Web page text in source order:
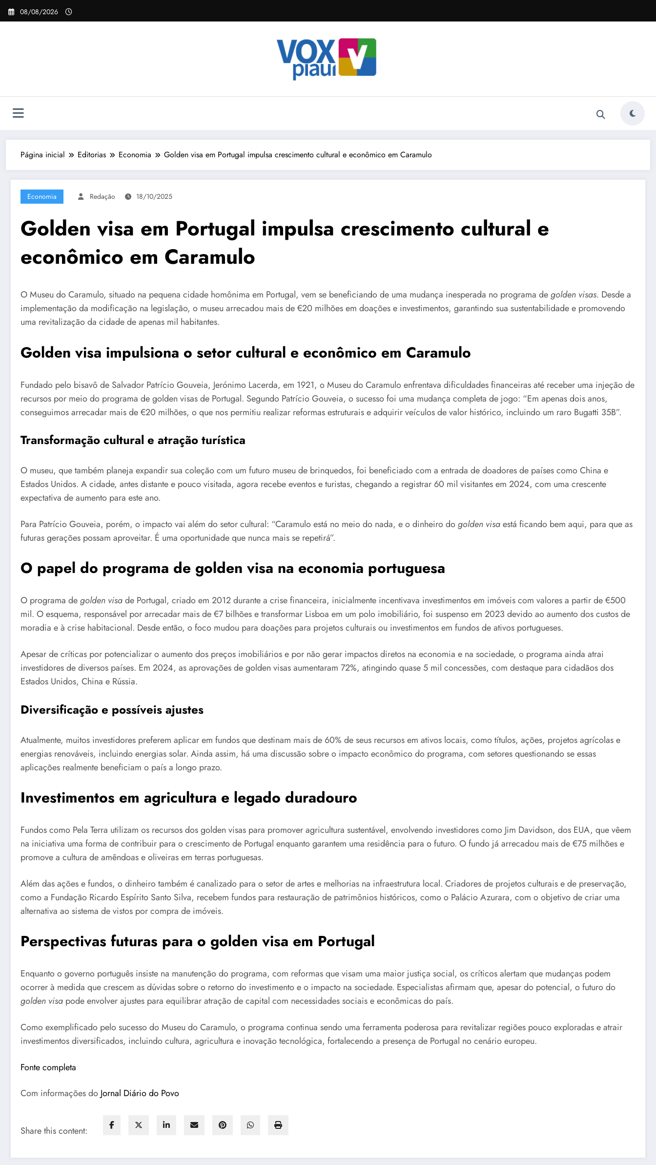
Pular
para
08/08/2026
Página inicial Editorias Economia Golden visa em Portugal impulsa crescimento cultural e econômico em Caramulo
Economia Redação 18/10/2025
Golden visa em Portugal impulsa crescimento cultural e
econômico em Caramulo
O Museu do Caramulo, situado na pequena cidade homônima em Portugal, vem se beneficiando de uma mudança inesperada no programa degolden visas. Desde a
implementação da modificação na legislação, o museu arrecadou mais de €20 milhões em doações e investimentos, garantindo sua sustentabilidade e promovendo
uma revitalização da cidade de apenas mil habitantes.
Golden visa impulsiona o setor cultural e econômico em Caramulo
Fundado pelo bisavô de Salvador Patrício Gouveia, Jerónimo Lacerda, em 1921, o Museu do Caramulo enfrentava dificuldades financeiras até receber uma injeção de
recursos por meio do programa de golden visas de Portugal. Segundo Patrício Gouveia, o sucesso foi uma mudança completa de jogo: “Em apenas dois anos,
conseguimos arrecadar mais de €20 milhões, o que nos permitiu realizar reformas estruturais e adquirir veículos de valor histórico, incluindo um raro Bugatti 35B”.
Transformação cultural e atração turística
O museu, que também planeja expandir sua coleção com um futuro museu de brinquedos, foi beneficiado com a entrada de doadores de países como China e
Estados Unidos. A cidade, antes distante e pouco visitada, agora recebe eventos e turistas, chegando a registrar 60 mil visitantes em 2024, com uma crescente
expectativa de aumento para este ano.
Para Patrício Gouveia, porém, o impacto vai além do setor cultural: “Caramulo está no meio do nada, e o dinheiro dogolden visaestá ficando bem aqui, para que as
futuras gerações possam aproveitar. É uma oportunidade que nunca mais se repetirá”.
O papel do programa de golden visa na economia portuguesa
O programa degolden visade Portugal, criado em 2012 durante a crise financeira, inicialmente incentivava investimentos em imóveis com valores a partir de €500
mil. O esquema, responsável por arrecadar mais de €7 bilhões e transformar Lisboa em um polo imobiliário, foi suspenso em 2023 devido ao aumento dos custos de
moradia e à crise habitacional. Desde então, o foco mudou para doações para projetos culturais ou investimentos em fundos de ativos portugueses.
Apesar de críticas por potencializar o aumento dos preços imobiliários e por não gerar impactos diretos na economia e na sociedade, o programa ainda atrai
investidores de diversos países. Em 2024, as aprovações de golden visas aumentaram 72%, atingindo quase 5 mil concessões, com destaque para cidadãos dos
Estados Unidos, China e Rússia.
Diversificação e possíveis ajustes
Atualmente, muitos investidores preferem aplicar em fundos que destinam mais de 60% de seus recursos em ativos locais, como títulos, ações, projetos agrícolas e
energias renováveis, incluindo energias solar. Ainda assim, há uma discussão sobre o impacto econômico do programa, com setores questionando se essas
aplicações realmente beneficiam o país a longo prazo.
Investimentos em agricultura e legado duradouro
Fundos como Pela Terra utilizam os recursos dos golden visas para promover agricultura sustentável, envolvendo investidores como Jim Davidson, dos EUA, que vêem
na iniciativa uma forma de contribuir para o crescimento de Portugal enquanto garantem uma residência para o futuro. O fundo já arrecadou mais de €75 milhões e
promove a cultura de amêndoas e oliveiras em terras portuguesas.
Além das ações e fundos, o dinheiro também é canalizado para o setor de artes e melhorias na infraestrutura local. Criadores de projetos culturais e de preservação,
como a Fundação Ricardo Espírito Santo Silva, recebem fundos para restauração de patrimônios históricos, como o Palácio Azurara, com o objetivo de criar uma
alternativa ao sistema de vistos por compra de imóveis.
Perspectivas futuras para o golden visa em Portugal
Enquanto o governo português insiste na manutenção do programa, com reformas que visam uma maior justiça social, os críticos alertam que mudanças podem
ocorrer à medida que crescem as dúvidas sobre o retorno do investimento e o impacto na sociedade. Especialistas afirmam que, apesar do potencial, o futuro do
golden visa pode envolver ajustes para equilibrar atração de capital com necessidades sociais e econômicas do país.
Como exemplificado pelo sucesso do Museu do Caramulo, o programa continua sendo uma ferramenta poderosa para revitalizar regiões pouco exploradas e atrair
investimentos diversificados, incluindo cultura, agricultura e inovação tecnológica, fortalecendo a presença de Portugal no cenário europeu.
Fonte completa
Com informações do Jornal Diário do Povo
Share this content: